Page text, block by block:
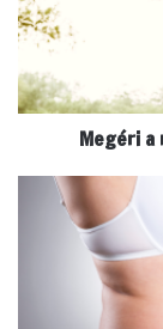
r
i
r
e
Megéri a